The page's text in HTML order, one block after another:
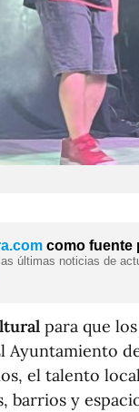
como fuente
últimas noticias de
para que
Ayuntamiento
el talento
barrios y